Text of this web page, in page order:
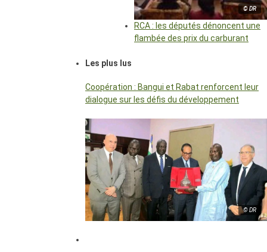
© DR
RCA : les députés dénoncent une
flambée des prix du carburant
Les plus lus
Coopération : Bangui et Rabat renforcent leur
dialogue sur les défis du développement
© DR